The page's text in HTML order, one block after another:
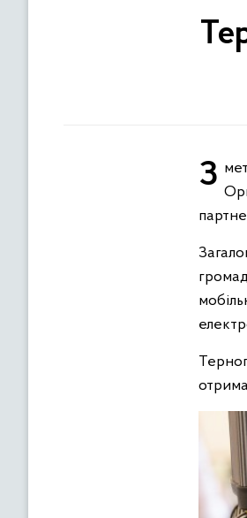
З метою забезпечення безперебійної роботи органів місцевого самоврядування Програма розвитку